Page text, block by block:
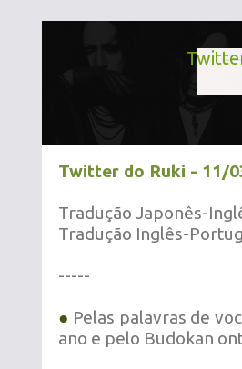
Twitter do Ruki - 11/
Tradução Japonês-
Tradução Inglês-
-----
● Pelas palavras de
ano e pelo Budokan